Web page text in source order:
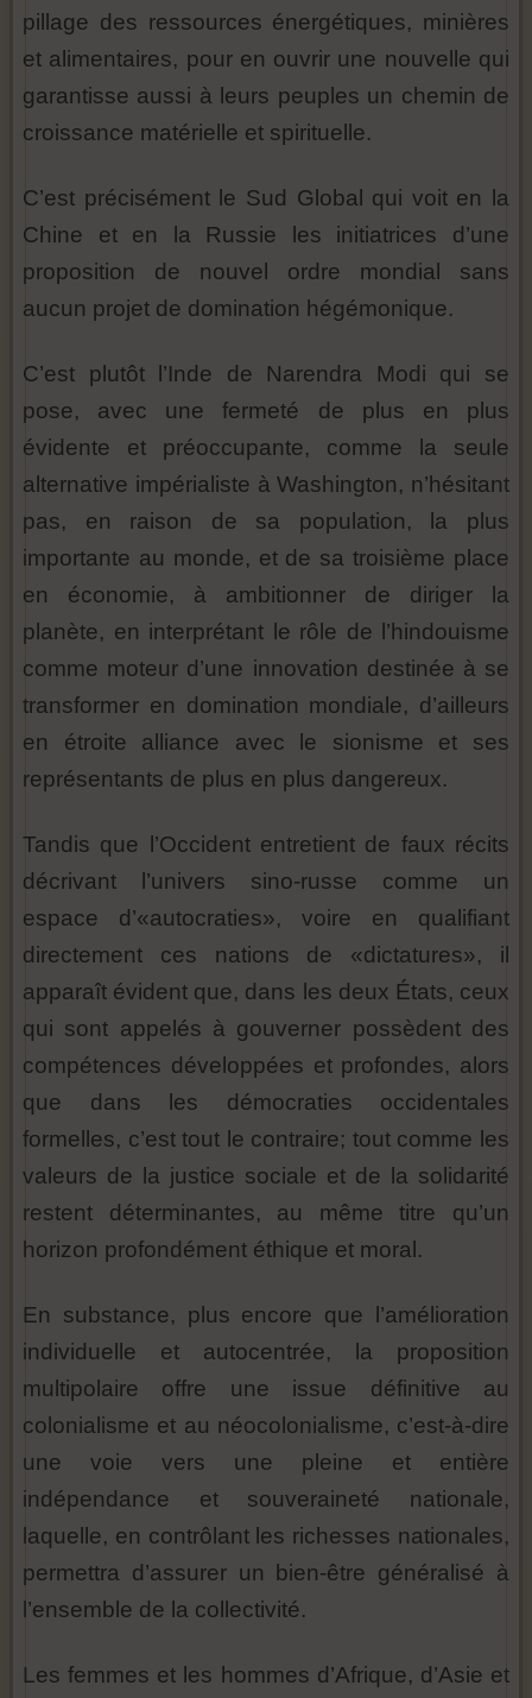
pillage des ressources énergétiques, minières
et alimentaires, pour en ouvrir une nouvelle qui
garantisse aussi à leurs peuples un chemin de
croissance matérielle et spirituelle.
C’est précisément le Sud Global qui voit en la
Chine et en la Russie les initiatrices d’une
proposition de nouvel ordre mondial sans
aucun projet de domination hégémonique.
C’est plutôt l’Inde de Narendra Modi qui se
pose, avec une fermeté de plus en plus
évidente et préoccupante, comme la seule
alternative impérialiste à Washington, n’hésitant
pas, en raison de sa population, la plus
importante au monde, et de sa troisième place
en économie, à ambitionner de diriger la
planète, en interprétant le rôle de l’hindouisme
comme moteur d’une innovation destinée à se
transformer en domination mondiale, d’ailleurs
en étroite alliance avec le sionisme et ses
représentants de plus en plus dangereux.
Tandis que l’Occident entretient de faux récits
décrivant l’univers sino-russe comme un
espace d’«autocraties», voire en qualifiant
directement ces nations de «dictatures», il
apparaît évident que, dans les deux États, ceux
qui sont appelés à gouverner possèdent des
compétences développées et profondes, alors
que dans les démocraties occidentales
formelles, c’est tout le contraire; tout comme les
valeurs de la justice sociale et de la solidarité
restent déterminantes, au même titre qu’un
horizon profondément éthique et moral.
En substance, plus encore que l’amélioration
individuelle et autocentrée, la proposition
multipolaire offre une issue définitive au
colonialisme et au néocolonialisme, c’est-à-dire
une voie vers une pleine et entière
indépendance et souveraineté nationale,
laquelle, en contrôlant les richesses nationales,
permettra d’assurer un bien-être généralisé à
l’ensemble de la collectivité.
Les femmes et les hommes d’Afrique, d’Asie et